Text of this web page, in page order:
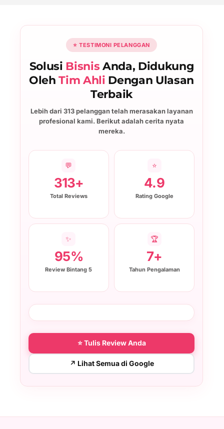
⭐ TESTIMONI PELANGGAN
Solusi Bisnis Anda, Didukung
OlehTim Ahli Dengan Ulasan
Terbaik
Lebih dari 313 pelanggan telah merasakan layanan
profesional kami. Berikut adalah cerita nyata
mereka.
💬
313+
Total Reviews
⭐
4.9
Rating Google
✨
95%
Review Bintang 5
🏆
7+
Tahun Pengalaman
⭐ Tulis Review Anda
↗ Lihat Semua di Google